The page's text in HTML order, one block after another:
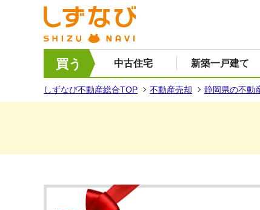
買う 中古住宅 新築一戸建て
しずなび不動産総合TOP 不動産売却 静岡県の不動